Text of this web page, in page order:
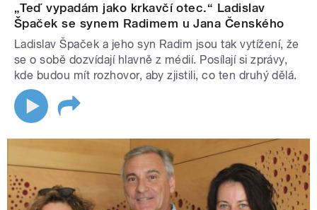
„Teď vypadám jako krkavčí otec.“ Ladislav
Špaček se synem Radimem u Jana Čenského
Ladislav Špaček a jeho syn Radim jsou tak vytížení, že
se o sobě dozvídají hlavně z médií. Posílají si zprávy,
kde budou mít rozhovor, aby zjistili, co ten druhý dělá.